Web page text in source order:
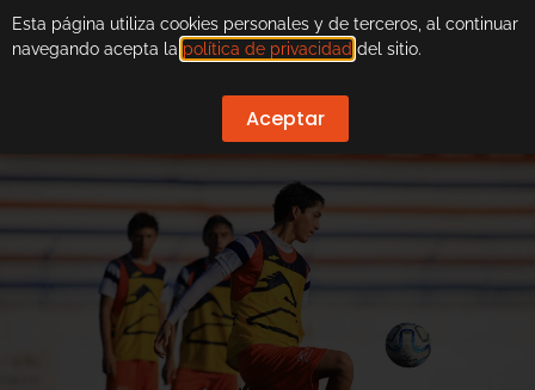
Esta página utiliza cookies personales y de terceros, al continuar
navegando acepta la política de privacidad del sitio.
Aceptar